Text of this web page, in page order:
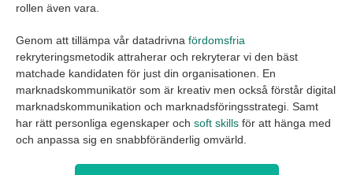
rollen även vara.
Genom att tillämpa vår datadrivna fördomsfria
rekryteringsmetodik attraherar och rekryterar vi den bäst
matchade kandidaten för just din organisationen. En
marknadskommunikatör som är kreativ men också förstår digital
marknadskommunikation och marknadsföringsstrategi. Samt
har rätt personliga egenskaper och soft skills för att hänga med
och anpassa sig en snabbföränderlig omvärld.